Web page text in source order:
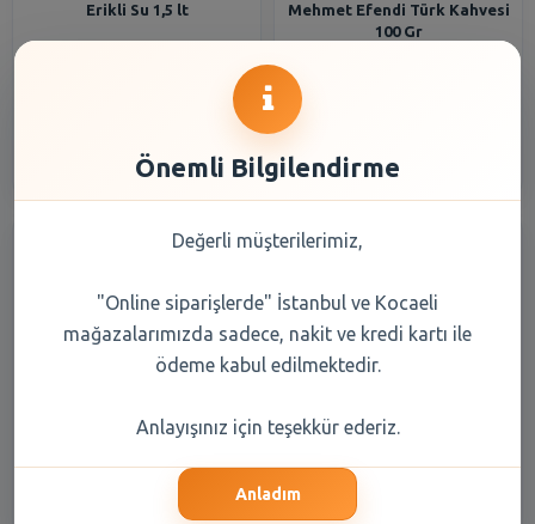
Erikli Su 1,5 lt
Mehmet Efendi Türk Kahvesi
100 Gr
gr
Önemli Bilgilendirme
Değerli müşterilerimiz,
"Online siparişlerde" İstanbul ve Kocaeli
mağazalarımızda sadece, nakit ve kredi kartı ile
ödeme kabul edilmektedir.
Anlayışınız için teşekkür ederiz.
Anladım